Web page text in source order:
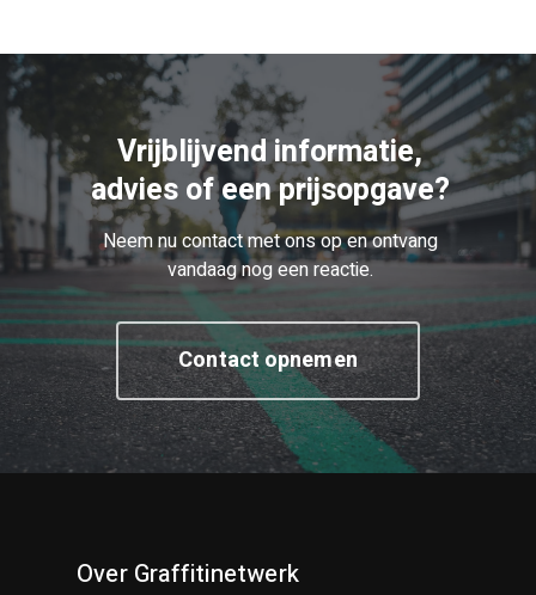
Vrijblijvend informatie,
advies of een prijsopgave?
Neem nu contact met ons op en ontvang
vandaag nog een reactie.
Contact opnemen
Over Graffitinetwerk